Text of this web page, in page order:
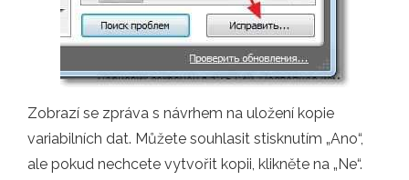
Zobrazí se zpráva s návrhem na uložení kopie
variabilních dat. Můžete souhlasit stisknutím „Ano“,
ale pokud nechcete vytvořit kopii, klikněte na „Ne“.